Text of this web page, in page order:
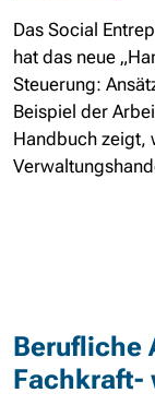
Das Social
hat das neue
Steuerung:
Beispiel der
Handbuch zeigt,
Berufliche
Fachkraft-